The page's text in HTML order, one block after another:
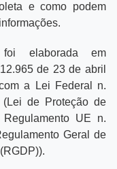
e como podem
elaborada em
de 23 de abril
a Lei Federal n.
de Proteção de
UE n.
Geral de